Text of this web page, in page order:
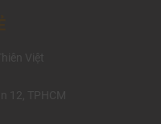
Việt
12, TPHCM